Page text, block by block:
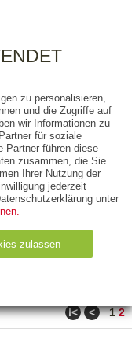
ǀ< < 1 2
zu personalisieren,
und die Zugriffe auf
wir Informationen zu
für soziale
Partner führen diese
zusammen, die Sie
Ihrer Nutzung der
jederzeit
unter
zulassen
Abl